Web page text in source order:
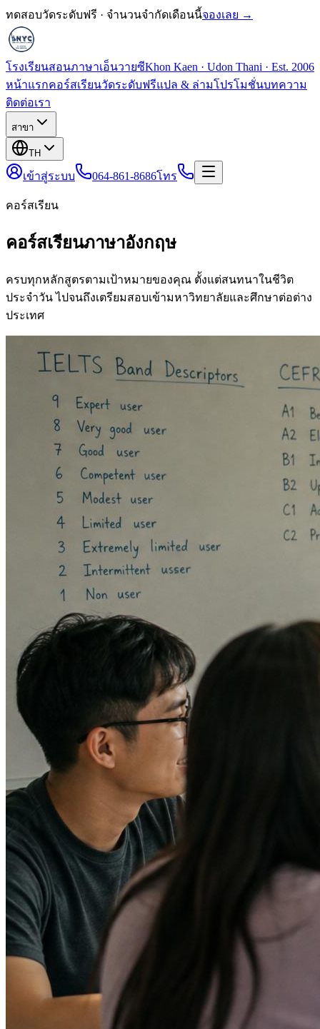
ทดสอบวัดระดับฟรี · จำนวนจำกัดเดือนนี้จองเลย →
โรงเรียนสอนภาษาเอ็นวายซีKhon Kaen · Udon Thani · Est. 2006
หน้าแรกคอร์สเรียนวัดระดับฟรีแปล & ล่ามโปรโมชั่นบทความ
ติดต่อเรา
สาขา
TH
เข้าสู่ระบบ 064-861-8686โทร
คอร์สเรียน
คอร์สเรียนภาษาอังกฤษ
ครบทุกหลักสูตรตามเป้าหมายของคุณ ตั้งแต่สนทนาในชีวิต
ประจำวัน ไปจนถึงเตรียมสอบเข้ามหาวิทยาลัยและศึกษาต่อต่าง
ประเทศ